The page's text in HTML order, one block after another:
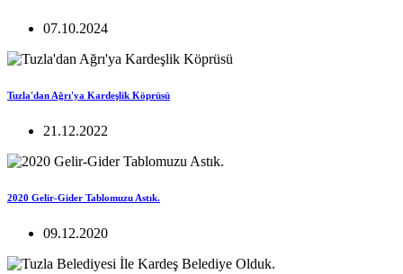
07.10.2024
Tuzla'dan Ağrı'ya Kardeşlik Köprüsü
21.12.2022
2020 Gelir-Gider Tablomuzu Astık.
09.12.2020